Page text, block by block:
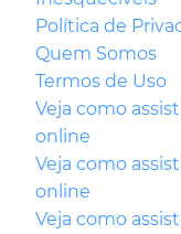
Política de
Quem Somos
Termos de Uso
Veja como
online
Veja como
online
Veja como